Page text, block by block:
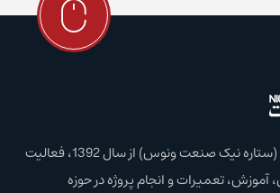
مجموعه نیک صنعت (ستاره نیک صنعت ونوس) از سال 1392، فعالیت
آموزش،‌ تعمیرات و انجام پروژه در حوزه